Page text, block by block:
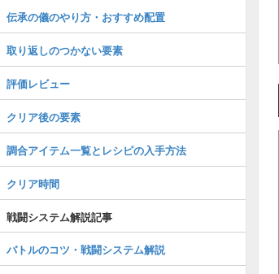
伝承の儀のやり方・おすすめ配置
取り返しのつかない要素
評価レビュー
クリア後の要素
調合アイテム一覧とレシピの入手方法
クリア時間
戦闘システム解説記事
バトルのコツ・戦闘システム解説